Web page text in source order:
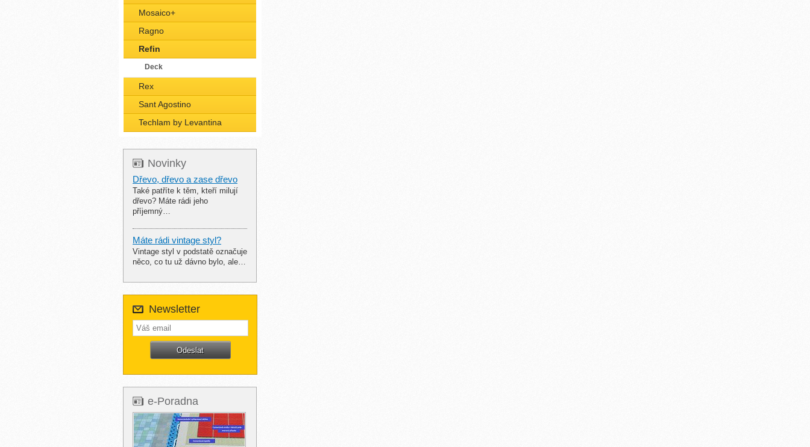
Mosaico+
Ragno
Refin
Deck
Rex
Sant Agostino
Techlam by Levantina
Novinky
Dřevo, dřevo a zase dřevo
Také patříte k těm, kteří milují
dřevo? Máte rádi jeho
příjemný…
Máte rádi vintage styl?
Vintage styl v podstatě označuje
něco, co tu už dávno bylo, ale…
Newsletter
e-Poradna